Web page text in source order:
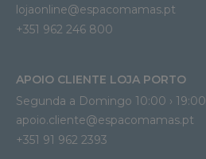
lojaonline@espacomamas.pt
+351 962 246 800
APOIO CLIENTE LOJA PORTO
Segunda a Domingo 10:00 › 19:00
apoio.cliente@espacomamas.pt
+351 91 962 2393